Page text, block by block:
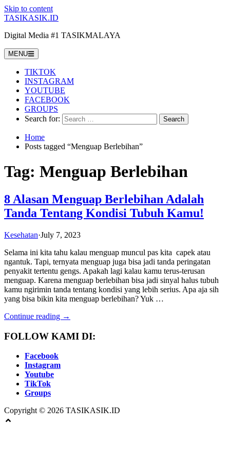
Skip to content
TASIKASIK.ID
Digital Media #1 TASIKMALAYA
MENU
TIKTOK
INSTAGRAM
YOUTUBE
FACEBOOK
GROUPS
Search for:
Home
Posts tagged “Menguap Berlebihan”
Tag: Menguap Berlebihan
8 Alasan Menguap Berlebihan Adalah
Tanda Tentang Kondisi Tubuh Kamu!
Kesehatan·July 7, 2023
Selama ini kita tahu kalau menguap muncul pas kita capek atau
ngantuk. Tapi, ternyata menguap juga bisa jadi tanda peringatan
penyakit tertentu gengs. Apakah lagi kalau kamu terus-terusan
menguap. Karena menguap berlebihan bisa jadi sinyal halus tubuh
kamu ngirimin tanda tentang kondisi yang lebih serius. Apa aja sih
yang bisa bikin kita menguap berlebihan? Yuk …
Continue reading →
FOLLOW KAMI DI:
Facebook
Instagram
Youtube
TikTok
Groups
Copyright © 2026 TASIKASIK.ID